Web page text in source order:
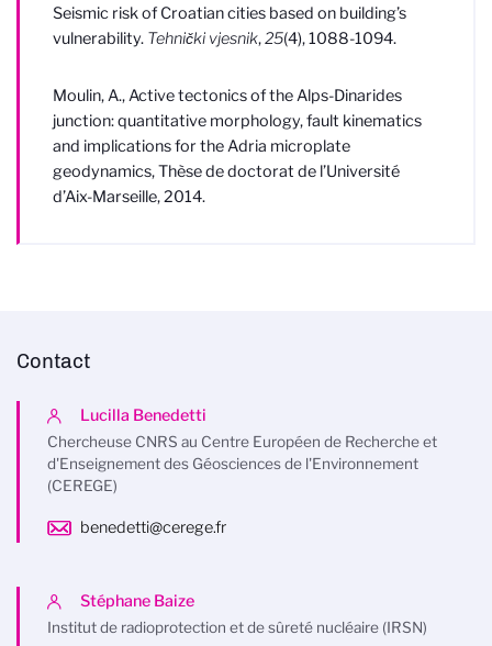
Seismic risk of Croatian cities based on building’s
vulnerability. Tehnički vjesnik,25(4), 1088-1094.
Moulin, A., Active tectonics of the Alps-Dinarides
junction: quantitative morphology, fault kinematics
and implications for the Adria microplate
geodynamics, Thèse de doctorat de l’Université
d’Aix-Marseille, 2014.
Contact
Lucilla Benedetti
Chercheuse CNRS au Centre Européen de Recherche et
d'Enseignement des Géosciences de l'Environnement
(CEREGE)
benedetti@cerege.fr
Stéphane Baize
Institut de radioprotection et de sûreté nucléaire (IRSN)